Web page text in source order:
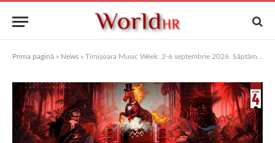
Prima pagină » News » Timișoara Music Week: 2-6 septembrie 2026. Săptămâna în care vestul României își spune povestea muzicală completă, 5 zile de eferversceță muzicală și inovație.